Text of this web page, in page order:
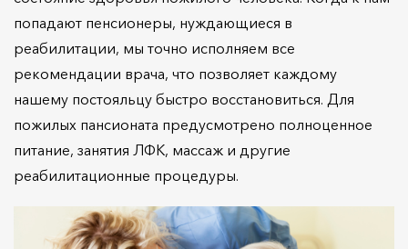
попадают пенсионеры, нуждающиеся в
реабилитации, мы точно исполняем все
рекомендации врача, что позволяет каждому
нашему постояльцу быстро восстановиться. Для
пожилых пансионата предусмотрено полноценное
питание, занятия ЛФК, массаж и другие
реабилитационные процедуры.